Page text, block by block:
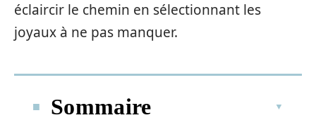
éclaircir le chemin en sélectionnant les
joyaux à ne pas manquer.
Sommaire